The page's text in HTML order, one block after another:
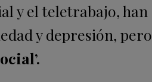
y el teletrabajo, han
y depresión, pero